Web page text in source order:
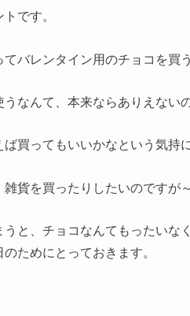
です。
バレンタイン用のチョコを買
なんて、本来ならありえない
買ってもいいかなという気持
貨を買ったりしたいのですが～
と、チョコなんてもったいな
ためにとっておきます。